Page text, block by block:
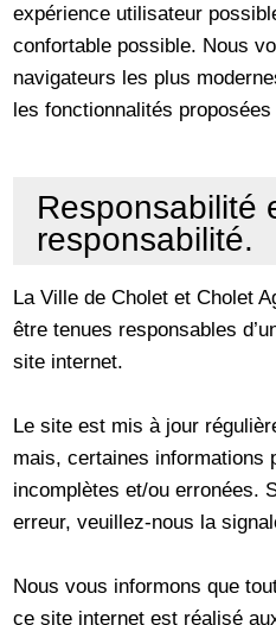
expérience utilisateur
confortable possible. Nous
navigateurs les plus
les fonctionnalités
Responsabilité
responsabilité.
La Ville de Cholet et Cholet
être tenues responsables
site internet.
Le site est mis à jour
mais, certaines informations
incomplètes et/ou erronées.
erreur, veuillez-nous la
Nous vous informons que
ce site internet est réalisé